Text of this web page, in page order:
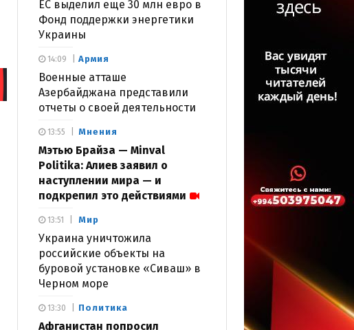
ЕС выделил еще 30 млн евро в
Фонд поддержки энергетики
Украины
Армия
Военные атташе
Азербайджана представили
отчеты о своей деятельности
14:09
Мнения
Мэтью Брайза — Minval
Politika: Алиев заявил о
наступлении мира — и
подкрепил это действиями
13:55
Мир
Украина уничтожила
российские объекты на
буровой установке «Сиваш» в
Черном море
13:51
Политика
Афганистан попросил
13:30